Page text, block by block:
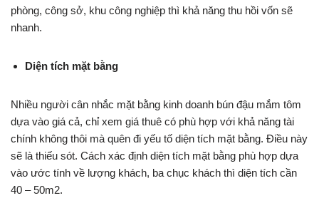
phòng, công sở, khu công nghiệp thì khả năng thu hồi vốn sẽ
nhanh.
Diện tích mặt bằng
Nhiều người cân nhắc mặt bằng kinh doanh bún đậu mắm tôm
dựa vào giá cả, chỉ xem giá thuê có phù hợp với khả năng tài
chính không thôi mà quên đi yếu tố diện tích mặt bằng. Điều này
sẽ là thiếu sót. Cách xác định diện tích mặt bằng phù hợp dựa
vào ước tính về lượng khách, ba chục khách thì diện tích cần
40 – 50m2.